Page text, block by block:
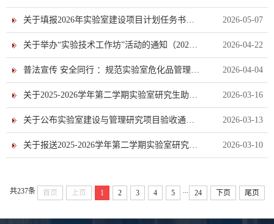
2026-05-07
2026-04-22
2026-04-04
2026-03-16
2026-03-13
2026-03-10
共237条 首页 上页 1 2 3 4 5 ... 24 下页 尾页